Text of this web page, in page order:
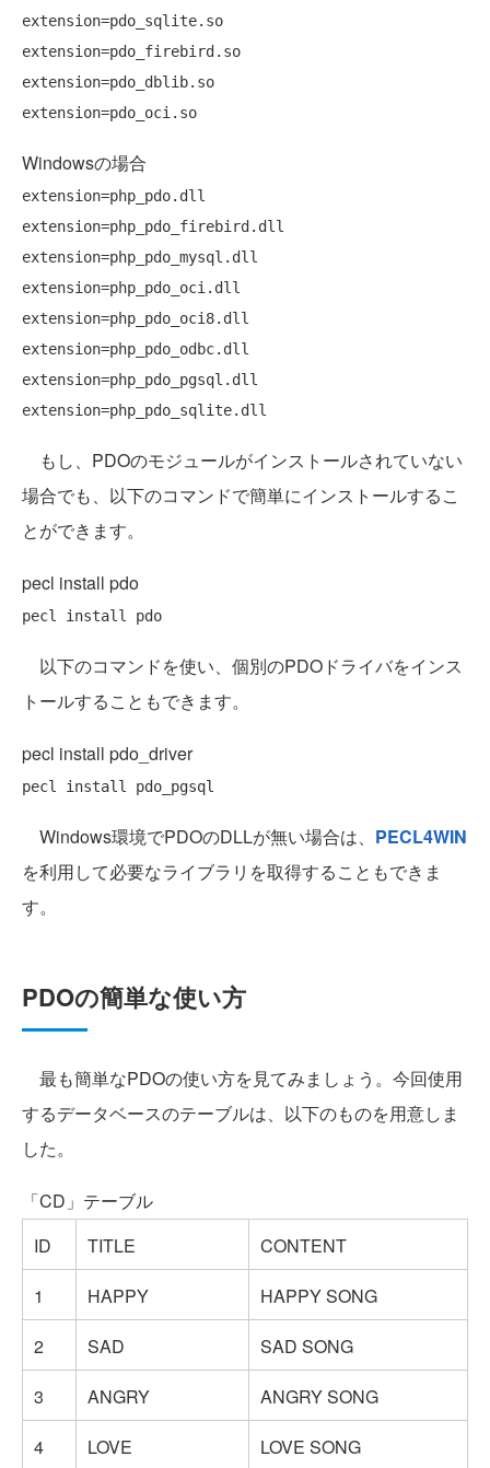
extension=pdo_sqlite.so
extension=pdo_firebird.so
extension=pdo_dblib.so
Windowsの場合
extension=php_pdo.dll
extension=php_pdo_firebird.dll
extension=php_pdo_mysql.dll
extension=php_pdo_oci.dll
extension=php_pdo_oci8.dll
extension=php_pdo_odbc.dll
extension=php_pdo_pgsql.dll
もし、PDOのモジュールがインストールされていない
場合でも、以下のコマンドで簡単にインストールするこ
とができます。
pecl install pdo
以下のコマンドを使い、個別のPDOドライバをインス
トールすることもできます。
pecl install pdo_driver
Windows環境でPDOのDLLが無い場合は、 PECL4WIN
を利用して必要なライブラリを取得することもできま
す。
PDOの簡単な使い方
最も簡単なPDOの使い方を見てみましょう。今回使用
するデータベースのテーブルは、以下のものを用意しま
した。
「CD」テーブル
ID
TITLE
CONTENT
1
HAPPY
HAPPY SONG
2
SAD
SAD SONG
3
ANGRY
ANGRY SONG
4
LOVE LOVE SONG